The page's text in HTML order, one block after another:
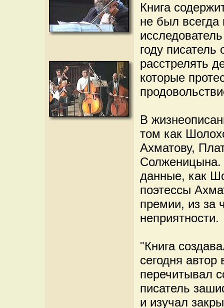
Книга
не был
году
расстрелять
которые
В
том как
Ахматову,
Солженицына.
данные, как
поэтессы
премии, из за
неприятности.
"Книга
сегодня
перечитывал
писатель
и изучал